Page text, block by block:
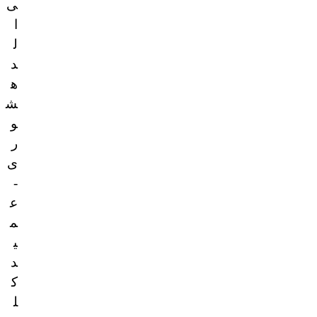
ى
ا
ل
د
ه
ش
و
ر
ى
-
ع
م
ي
د
ك
ل